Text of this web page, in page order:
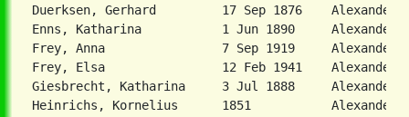
Duerksen, Gerhard         17 Sep 1876
Enns, Katharina           1 Jun 1890
Frey, Anna                7 Sep 1919
Frey, Elsa                12 Feb 1941
Giesbrecht, Katharina     3 Jul 1888
Heinrichs, Kornelius      1851